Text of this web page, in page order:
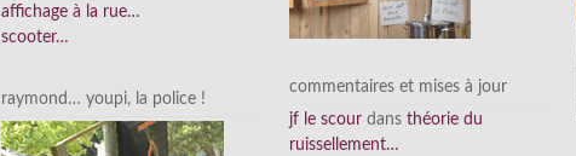
affichage à la rue…
scooter…
raymond… youpi, la police !
commentaires et mises à jour
jf le scour dans théorie du
ruissellement…